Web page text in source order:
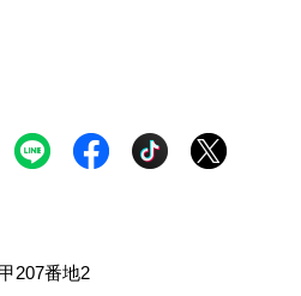
207番地2